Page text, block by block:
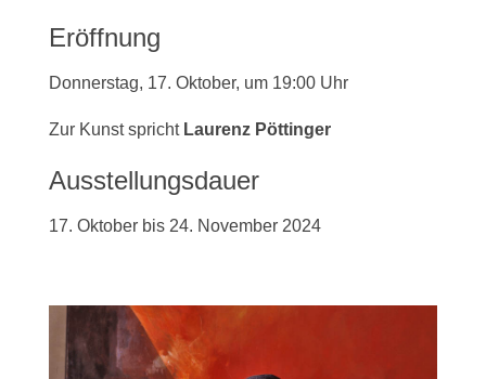
Eröffnung
Donnerstag, 17. Oktober, um 19:00 Uhr
Zur Kunst spricht Laurenz Pöttinger
Ausstellungsdauer
17. Oktober bis 24. November 2024